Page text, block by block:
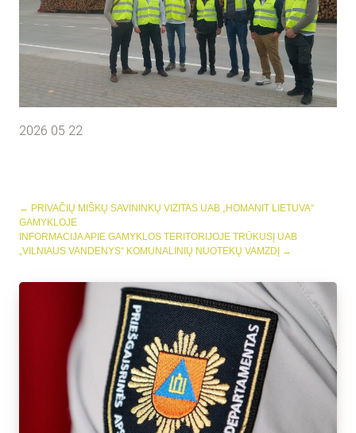
2026 05 22
← PRIVAČIŲ MIŠKŲ SAVININKŲ VIZITAS UAB „HOMANIT LIETUVA“
GAMYKLOJE
INFORMACIJA APIE GAMYKLOS TERITORIJOJE TRŪKUSĮ UAB
„VILNIAUS VANDENYS“ KOMUNALINIŲ NUOTEKŲ VAMZDĮ →